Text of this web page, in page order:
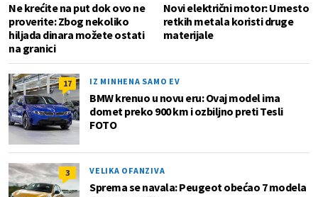
Ne krećite na put dok ovo ne
proverite: Zbog nekoliko
hiljada dinara možete ostati
na granici
Novi električni motor: Umesto
retkih metala koristi druge
materijale
17 IZ MINHENA SAMO EV
BMW krenuo u novu eru: Ovaj model ima
domet preko 900 km i ozbiljno preti Tesli
FOTO
3 VELIKA OFANZIVA
Sprema se navala: Peugeot obećao 7 modela